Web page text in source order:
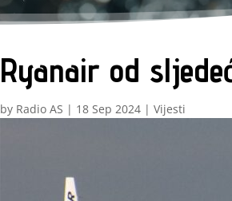
Ryanair od
by Radio AS | 18 Sep 2024 |Vijesti